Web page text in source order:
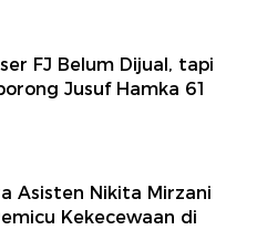
FJ Belum Dijual, tapi
Jusuf Hamka 61
Asisten Nikita Mirzani
Kekecewaan di